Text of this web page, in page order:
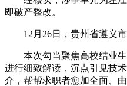
即破产整改。
12月26日，贵州省遵义市
本次勾当聚焦高校结业生
进行细致解读，沉点引见技
介，帮帮求职者愈加全面、